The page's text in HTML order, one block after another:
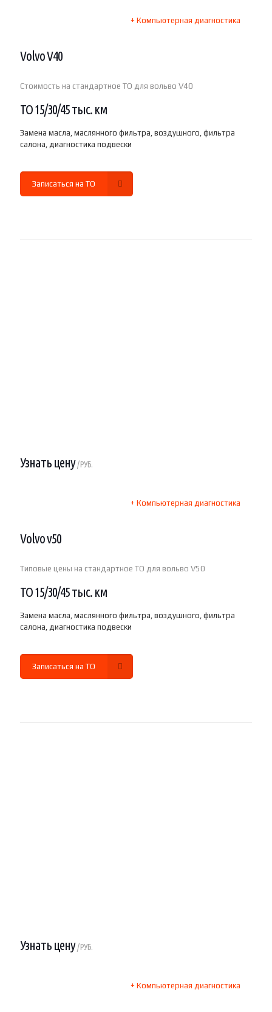
+ Компьютерная диагностика
Volvo V40
Стоимость на стандартное ТО для вольво V40
ТО 15/30/45 тыс. км
Замена масла, маслянного фильтра, воздушного, фильтра
салона, диагностика подвески
Записаться на ТО
Узнать цену/ РУБ.
+ Компьютерная диагностика
Volvo v50
Типовые цены на стандартное ТО для вольво V50
ТО 15/30/45 тыс. км
Замена масла, маслянного фильтра, воздушного, фильтра
салона, диагностика подвески
Записаться на ТО
Узнать цену/ РУБ.
+ Компьютерная диагностика